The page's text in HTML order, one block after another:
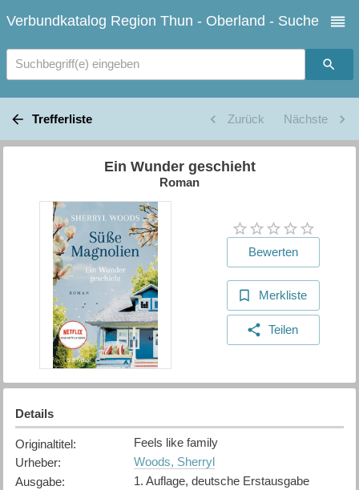
Verbundkatalog Region Thun - Oberland - Suche
Suchbegriff(e) eingeben
Trefferliste Zurück Nächste
Ein Wunder geschieht
Roman
Bewerten
Merkliste
Teilen
Details
Originaltitel:
Feels like family
Urheber:
Woods, Sherryl
Ausgabe:
1. Auflage, deutsche Erstausgabe